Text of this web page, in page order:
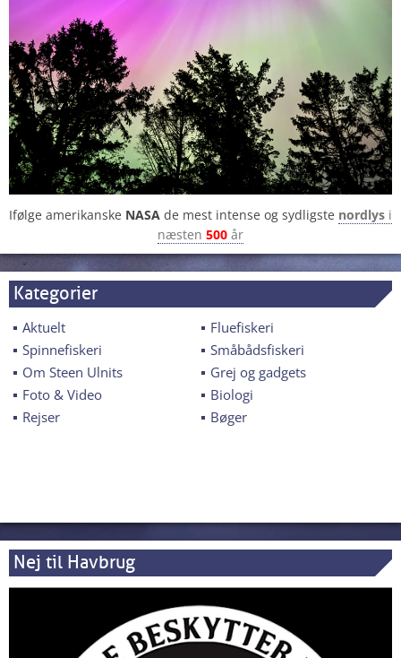
Ifølge amerikanske NASA de mest intense og sydligste nordlys i
næsten 500 år
Kategorier
Aktuelt
Fluefiskeri
Spinnefiskeri
Småbådsfiskeri
Om Steen Ulnits
Grej og gadgets
Foto & Video
Biologi
Rejser
Bøger
Nej til Havbrug